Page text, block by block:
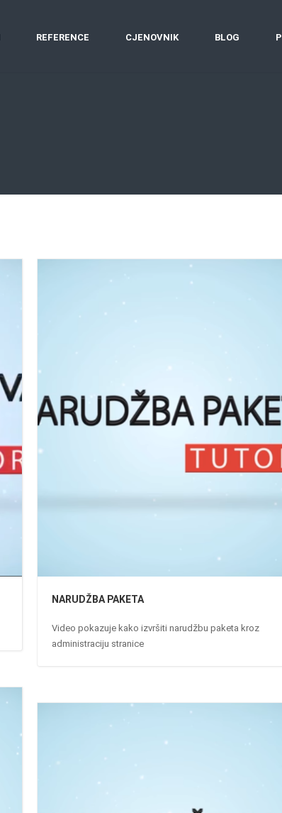
REFERENCE CJENOVNIK BLOG
NARUDŽBA PAKETA
Video pokazuje kako izvršiti narudžbu paketa kroz
administraciju stranice